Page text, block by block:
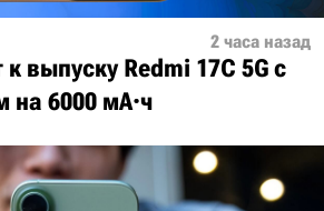
2 часа назад
выпуску Redmi 17C 5G с
на 6000 мА·ч